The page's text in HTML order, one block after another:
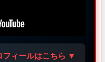
ィールはこちら ▼